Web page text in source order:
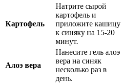
Картофель
Натрите сырой
картофель и
приложите кашицу
к синяку на 15-20
минут.
Алоэ вера
Нанесите гель алоэ
вера на синяк
несколько раз в
день.